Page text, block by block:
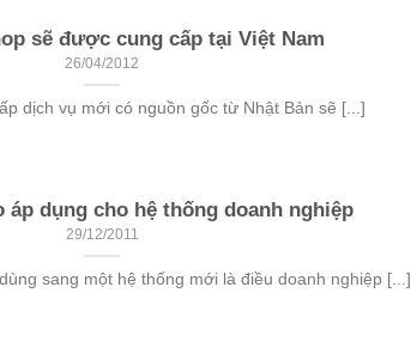
sẽ được cung cấp tại Việt Nam
26/04/2012
dịch vụ mới có nguồn gốc từ Nhật Bản sẽ [...]
áp dụng cho hệ thống doanh nghiệp
29/12/2011
sang một hệ thống mới là điều doanh nghiệp [...]